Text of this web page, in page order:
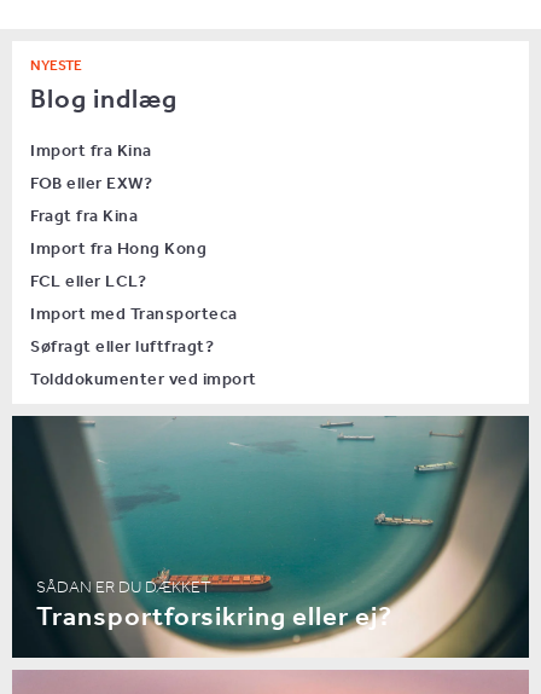
NYESTE
Blog indlæg
Import fra Kina
FOB eller EXW?
Fragt fra Kina
Import fra Hong Kong
FCL eller LCL?
Import med Transporteca
Søfragt eller luftfragt?
Tolddokumenter ved import
SÅDAN ER DU DÆKKET
Transportforsikring eller ej?